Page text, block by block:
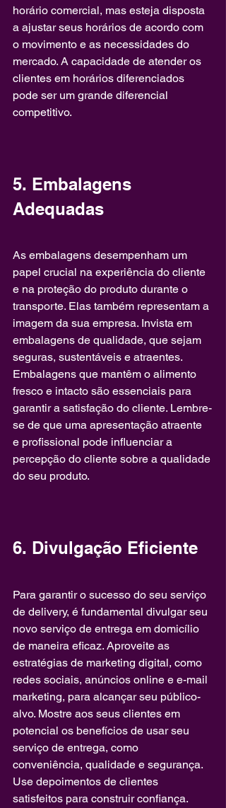
horário comercial, mas esteja disposta
a ajustar seus horários de acordo com
o movimento e as necessidades do
mercado. A capacidade de atender os
clientes em horários diferenciados
pode ser um grande diferencial
competitivo.
5. Embalagens
Adequadas
As embalagens desempenham um
papel crucial na experiência do cliente
e na proteção do produto durante o
transporte. Elas também representam a
imagem da sua empresa. Invista em
embalagens de qualidade, que sejam
seguras, sustentáveis e atraentes.
Embalagens que mantêm o alimento
fresco e intacto são essenciais para
garantir a satisfação do cliente. Lembre-
se de que uma apresentação atraente
e profissional pode influenciar a
percepção do cliente sobre a qualidade
do seu produto.
6. Divulgação Eficiente
Para garantir o sucesso do seu serviço
de delivery, é fundamental divulgar seu
novo serviço de entrega em domicílio
de maneira eficaz. Aproveite as
estratégias de marketing digital, como
redes sociais, anúncios online e e-mail
marketing, para alcançar seu público-
alvo. Mostre aos seus clientes em
potencial os benefícios de usar seu
serviço de entrega, como
conveniência, qualidade e segurança.
Use depoimentos de clientes
satisfeitos para construir confiança.